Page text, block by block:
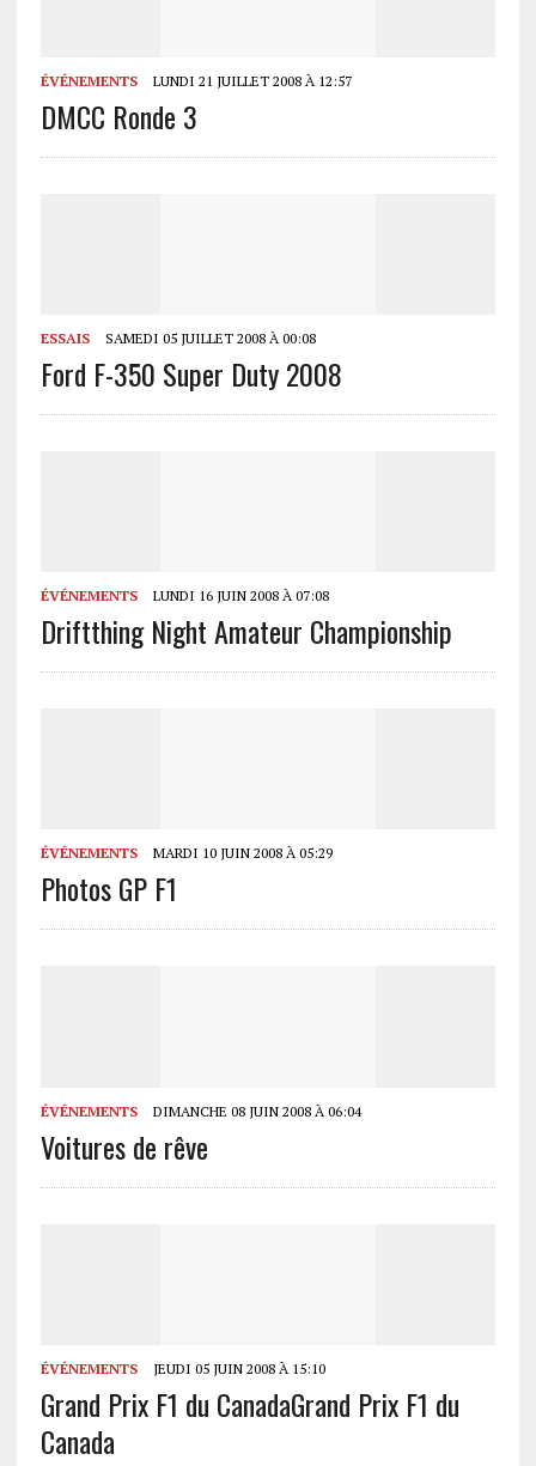
ÉVÉNEMENTS LUNDI 21 JUILLET 2008 À 12:57
DMCC Ronde 3
ESSAIS SAMEDI 05 JUILLET 2008 À 00:08
Ford F-350 Super Duty 2008
ÉVÉNEMENTS LUNDI 16 JUIN 2008 À 07:08
Driftthing Night Amateur Championship
ÉVÉNEMENTS MARDI 10 JUIN 2008 À 05:29
Photos GP F1
ÉVÉNEMENTS DIMANCHE 08 JUIN 2008 À 06:04
Voitures de rêve
ÉVÉNEMENTS JEUDI 05 JUIN 2008 À 15:10
Grand Prix F1 du CanadaGrand Prix F1 du
Canada